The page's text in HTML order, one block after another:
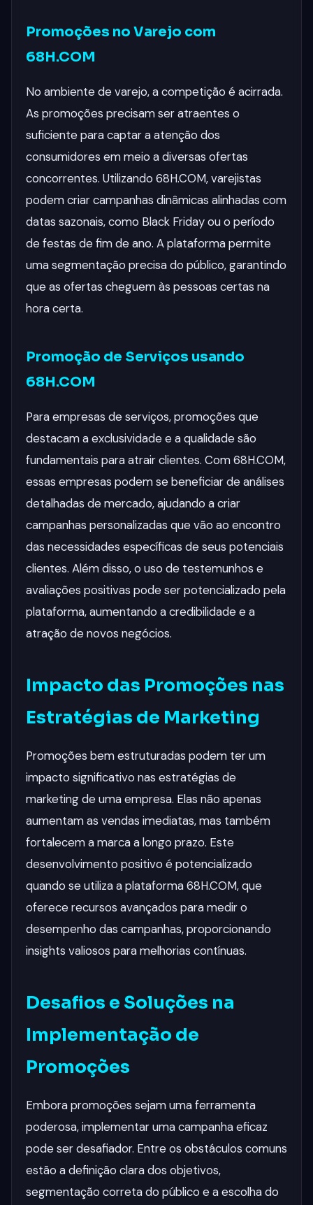
Promoções no Varejo com
68H.COM
No ambiente de varejo, a competição é acirrada.
As promoções precisam ser atraentes o
suficiente para captar a atenção dos
consumidores em meio a diversas ofertas
concorrentes. Utilizando 68H.COM, varejistas
podem criar campanhas dinâmicas alinhadas com
datas sazonais, como Black Friday ou o período
de festas de fim de ano. A plataforma permite
uma segmentação precisa do público, garantindo
que as ofertas cheguem às pessoas certas na
hora certa.
Promoção de Serviços usando
68H.COM
Para empresas de serviços, promoções que
destacam a exclusividade e a qualidade são
fundamentais para atrair clientes. Com 68H.COM,
essas empresas podem se beneficiar de análises
detalhadas de mercado, ajudando a criar
campanhas personalizadas que vão ao encontro
das necessidades específicas de seus potenciais
clientes. Além disso, o uso de testemunhos e
avaliações positivas pode ser potencializado pela
plataforma, aumentando a credibilidade e a
atração de novos negócios.
Impacto das Promoções nas
Estratégias de Marketing
Promoções bem estruturadas podem ter um
impacto significativo nas estratégias de
marketing de uma empresa. Elas não apenas
aumentam as vendas imediatas, mas também
fortalecem a marca a longo prazo. Este
desenvolvimento positivo é potencializado
quando se utiliza a plataforma 68H.COM, que
oferece recursos avançados para medir o
desempenho das campanhas, proporcionando
insights valiosos para melhorias contínuas.
Desafios e Soluções na
Implementação de
Promoções
Embora promoções sejam uma ferramenta
poderosa, implementar uma campanha eficaz
pode ser desafiador. Entre os obstáculos comuns
estão a definição clara dos objetivos,
segmentação correta do público e a escolha do